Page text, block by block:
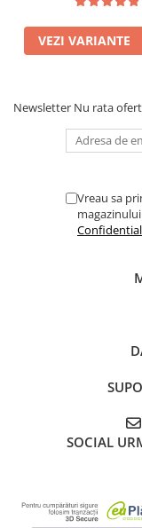
VEZI VARIANTE
Newsletter Nu rata
Vreau sa
SOCIAL